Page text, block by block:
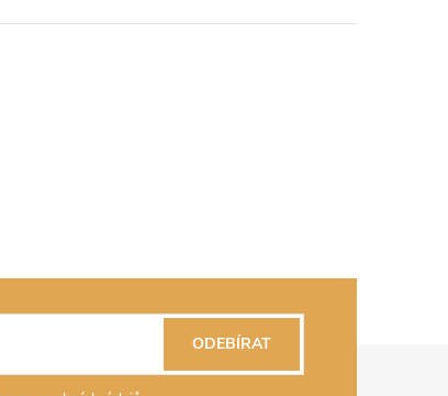
ODEBÍRAT